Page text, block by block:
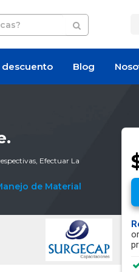
descuento Blog
Efectuar La
de Material